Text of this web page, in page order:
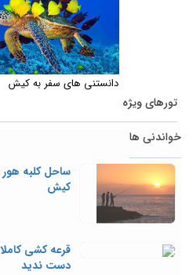
دانستنی های سفر به کیش
تورهای ویژه
خواندنی ها
ساحل کلبه
کیش
قرعه کشی
دست ندید